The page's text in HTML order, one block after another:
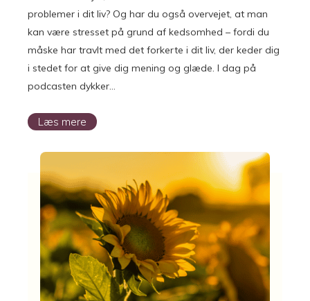
problemer i dit liv? Og har du også overvejet, at man
kan være stresset på grund af kedsomhed – fordi du
måske har travlt med det forkerte i dit liv, der keder dig
i stedet for at give dig mening og glæde. I dag på
podcasten dykker…
Læs mere